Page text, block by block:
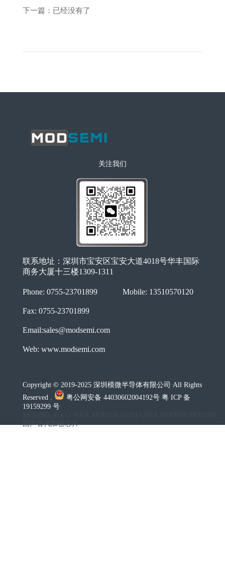
下一篇：已经没有了
联系地址：深圳市宝安区宝安大道4018号华丰国际
商务大厦十三楼1309-1311
Phone: 0755-23701899 Mobile: 13510570120
Fax: 0755-23701899
Email:sales@modsemi.com
Web: www.modsemi.com
关注我们
Copyright © 2019-2025 深圳模微半导体有限公司 All Rights
Reserved .
粤公网安备 44030602004192号 粤 ICP 备
19159299 号
国产替代加密芯片